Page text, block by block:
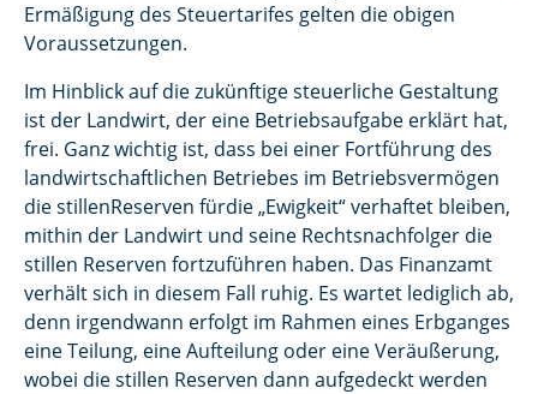
Ermäßigung des Steuertarifes gelten die obigen
Voraussetzungen.
Im Hinblick auf die zukünftige steuerliche Gestaltung
ist der Landwirt, der eine Betriebsaufgabe erklärt hat,
frei. Ganz wichtig ist, dass bei einer Fortführung des
landwirtschaftlichen Betriebes im Betriebsvermögen
die stillenReserven fürdie „Ewigkeit“ verhaftet bleiben,
mithin der Landwirt und seine Rechtsnachfolger die
stillen Reserven fortzuführen haben. Das Finanzamt
verhält sich in diesem Fall ruhig. Es wartet lediglich ab,
denn irgendwann erfolgt im Rahmen eines Erbganges
eine Teilung, eine Aufteilung oder eine Veräußerung,
wobei die stillen Reserven dann aufgedeckt werden